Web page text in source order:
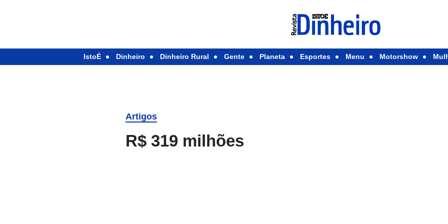
IstoÉ Dinheiro Dinheiro Rural Gente Planeta Esportes Menu Motorshow
Artigos
R$ 319 milhões